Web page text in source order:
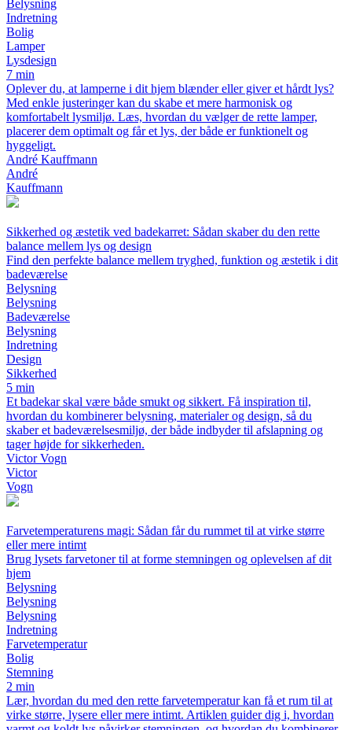
Belysning
Indretning
Bolig
Lamper
Lysdesign
7 min
Oplever du, at lamperne i dit hjem blænder eller giver et hårdt lys?
Med enkle justeringer kan du skabe et mere harmonisk og
komfortabelt lysmiljø. Læs, hvordan du vælger de rette lamper,
placerer dem optimalt og får et lys, der både er funktionelt og
hyggeligt.
André Kauffmann
André
Kauffmann
Sikkerhed og æstetik ved badekarret: Sådan skaber du den rette
balance mellem lys og design
Find den perfekte balance mellem tryghed, funktion og æstetik i dit
badeværelse
Belysning
Belysning
Badeværelse
Belysning
Indretning
Design
Sikkerhed
5 min
Et badekar skal være både smukt og sikkert. Få inspiration til,
hvordan du kombinerer belysning, materialer og design, så du
skaber et badeværelsesmiljø, der både indbyder til afslapning og
tager højde for sikkerheden.
Victor Vogn
Victor
Vogn
Farvetemperaturens magi: Sådan får du rummet til at virke større
eller mere intimt
Brug lysets farvetoner til at forme stemningen og oplevelsen af dit
hjem
Belysning
Belysning
Belysning
Indretning
Farvetemperatur
Bolig
Stemning
2 min
Lær, hvordan du med den rette farvetemperatur kan få et rum til at
virke større, lysere eller mere intimt. Artiklen guider dig i, hvordan